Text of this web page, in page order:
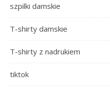
szpilki damskie
T-shirty damskie
T-shirty z nadrukiem
tiktok